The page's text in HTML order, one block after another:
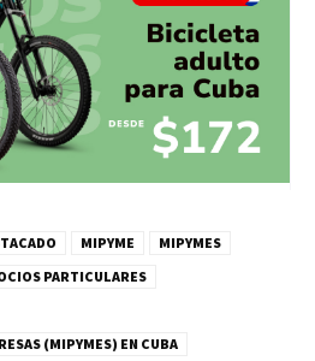
MIPYME
MIPYMES
PARTICULARES
(MIPYMES) EN CUBA